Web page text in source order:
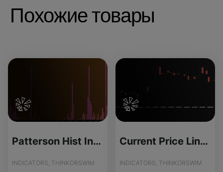
Похожие товары
Patterson Hist Indicator for ThinkOrSwim
INDICATORS, THINKORSWIM
Current Price Line Indicator for ThinkOrSwim
INDICATORS, THINKORSWIM